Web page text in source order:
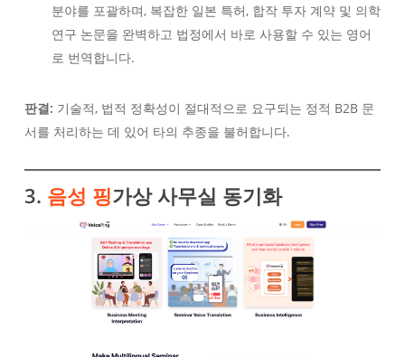
분야를 포괄하며, 복잡한 일본 특허, 합작 투자 계약 및 의학
연구 논문을 완벽하고 법정에서 바로 사용할 수 있는 영어
로 번역합니다.
판결: 기술적, 법적 정확성이 절대적으로 요구되는 정적 B2B 문
서를 처리하는 데 있어 타의 추종을 불허합니다.
3. 음성 핑가상 사무실 동기화